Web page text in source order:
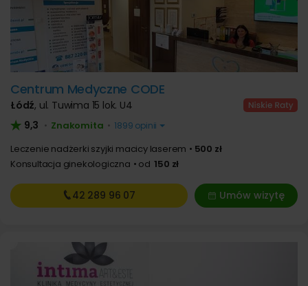
Centrum Medyczne CODE
Łódź, ul. Tuwima 15 lok. U4
9,3 • Znakomita • 1899 opinii
Leczenie nadżerki szyjki macicy laserem
500 zł
Konsultacja ginekologiczna
od 150 zł
Umów wizytę
42 289 96 07